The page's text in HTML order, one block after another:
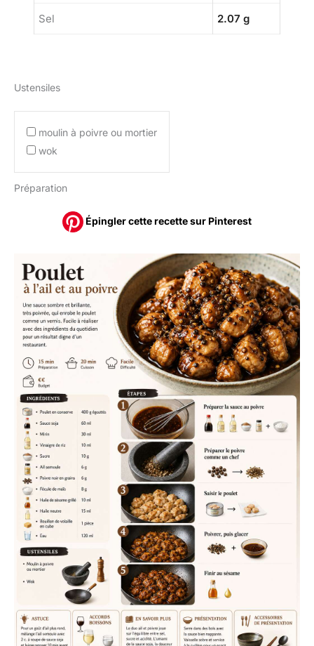
Sel 2.07 g
Ustensiles
moulin à poivre ou mortier
wok
Préparation
Épingler cette recette sur Pinterest